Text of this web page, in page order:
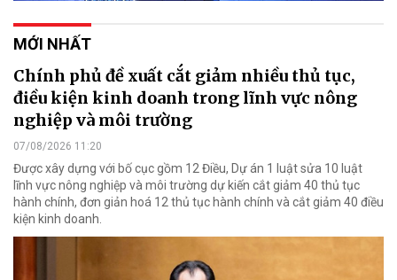
MỚI NHẤT
Chính phủ đề xuất cắt giảm nhiều thủ tục,
điều kiện kinh doanh trong lĩnh vực nông
nghiệp và môi trường
07/08/2026 11:20
Được xây dựng với bố cục gồm 12 Điều, Dự án 1 luật sửa 10 luật
lĩnh vực nông nghiệp và môi trường dự kiến cắt giảm 40 thủ tục
hành chính, đơn giản hoá 12 thủ tục hành chính và cắt giảm 40 điều
kiện kinh doanh.